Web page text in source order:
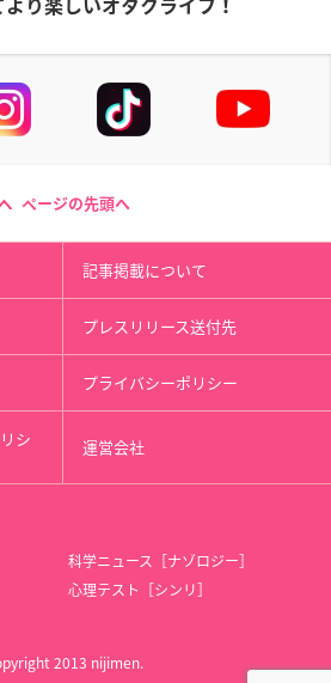
り楽しいオタクライフ！
ページの先頭へ
記事掲載について
プレスリリース送付先
プライバシーポリシー
シ 運営会社
科学ニュース［ナゾロジー］
心理テスト［シンリ］
2013 nijimen.